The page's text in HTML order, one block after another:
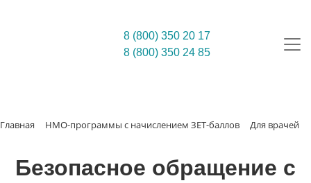
8 (800) 350 20 17
8 (800) 350 24 85
Главная НМО-программы с начислением ЗЕТ-баллов Для врачей
Безопасное обращение с